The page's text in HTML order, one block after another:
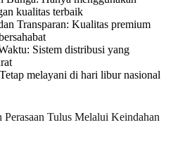
kualitas terbaik
Transparan: Kualitas premium
Sistem distribusi yang
melayani di hari libur nasional
Tulus Melalui Keindahan